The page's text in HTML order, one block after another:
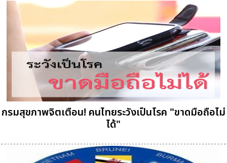
กรมสุขภาพจิตเตือน! คนไทยระวังเป็นโรค "ขาดมือถือไม่
ได้"